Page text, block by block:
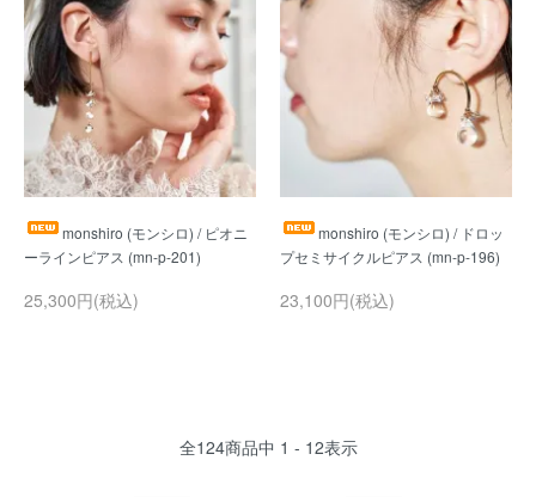
monshiro (モンシロ) / ピオニ
25,300円(税込)
monshiro (モンシロ) / ドロッ
23,100円(税込)
全124商品中 1 - 12表示